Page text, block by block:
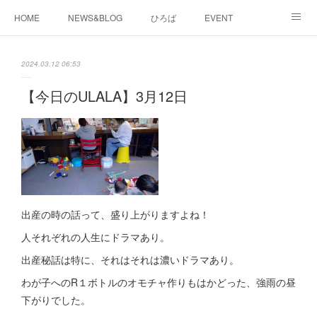
HOME NEWS&BLOG ひろば EVENT
2024.03.12 06:53
【今日のULALA】3月12日
出産の時の話って、盛り上がりますよね！
人それぞれの人生にドラマあり。
出産秘話は特に、それはそれは濃いドラマあり。
わが子へのR１ボトルのオモチャ作りもはかどった、強雨の昼
下がりでした。